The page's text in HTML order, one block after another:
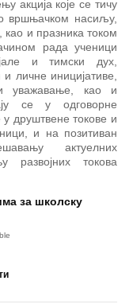
акција које се тичу
вршњачком насиљу,
као и празника током
рада ученици
и тимски дух,
личне иницијативе,
уважавање, као и
се у одговорне
у друштвене токове и
и на позитиван
актуелних
развојних токова
за школску